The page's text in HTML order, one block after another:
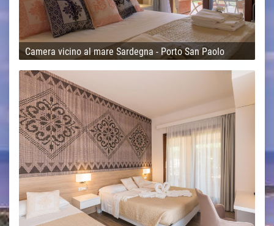
Camera vicino al mare Sardegna - Porto San Paolo